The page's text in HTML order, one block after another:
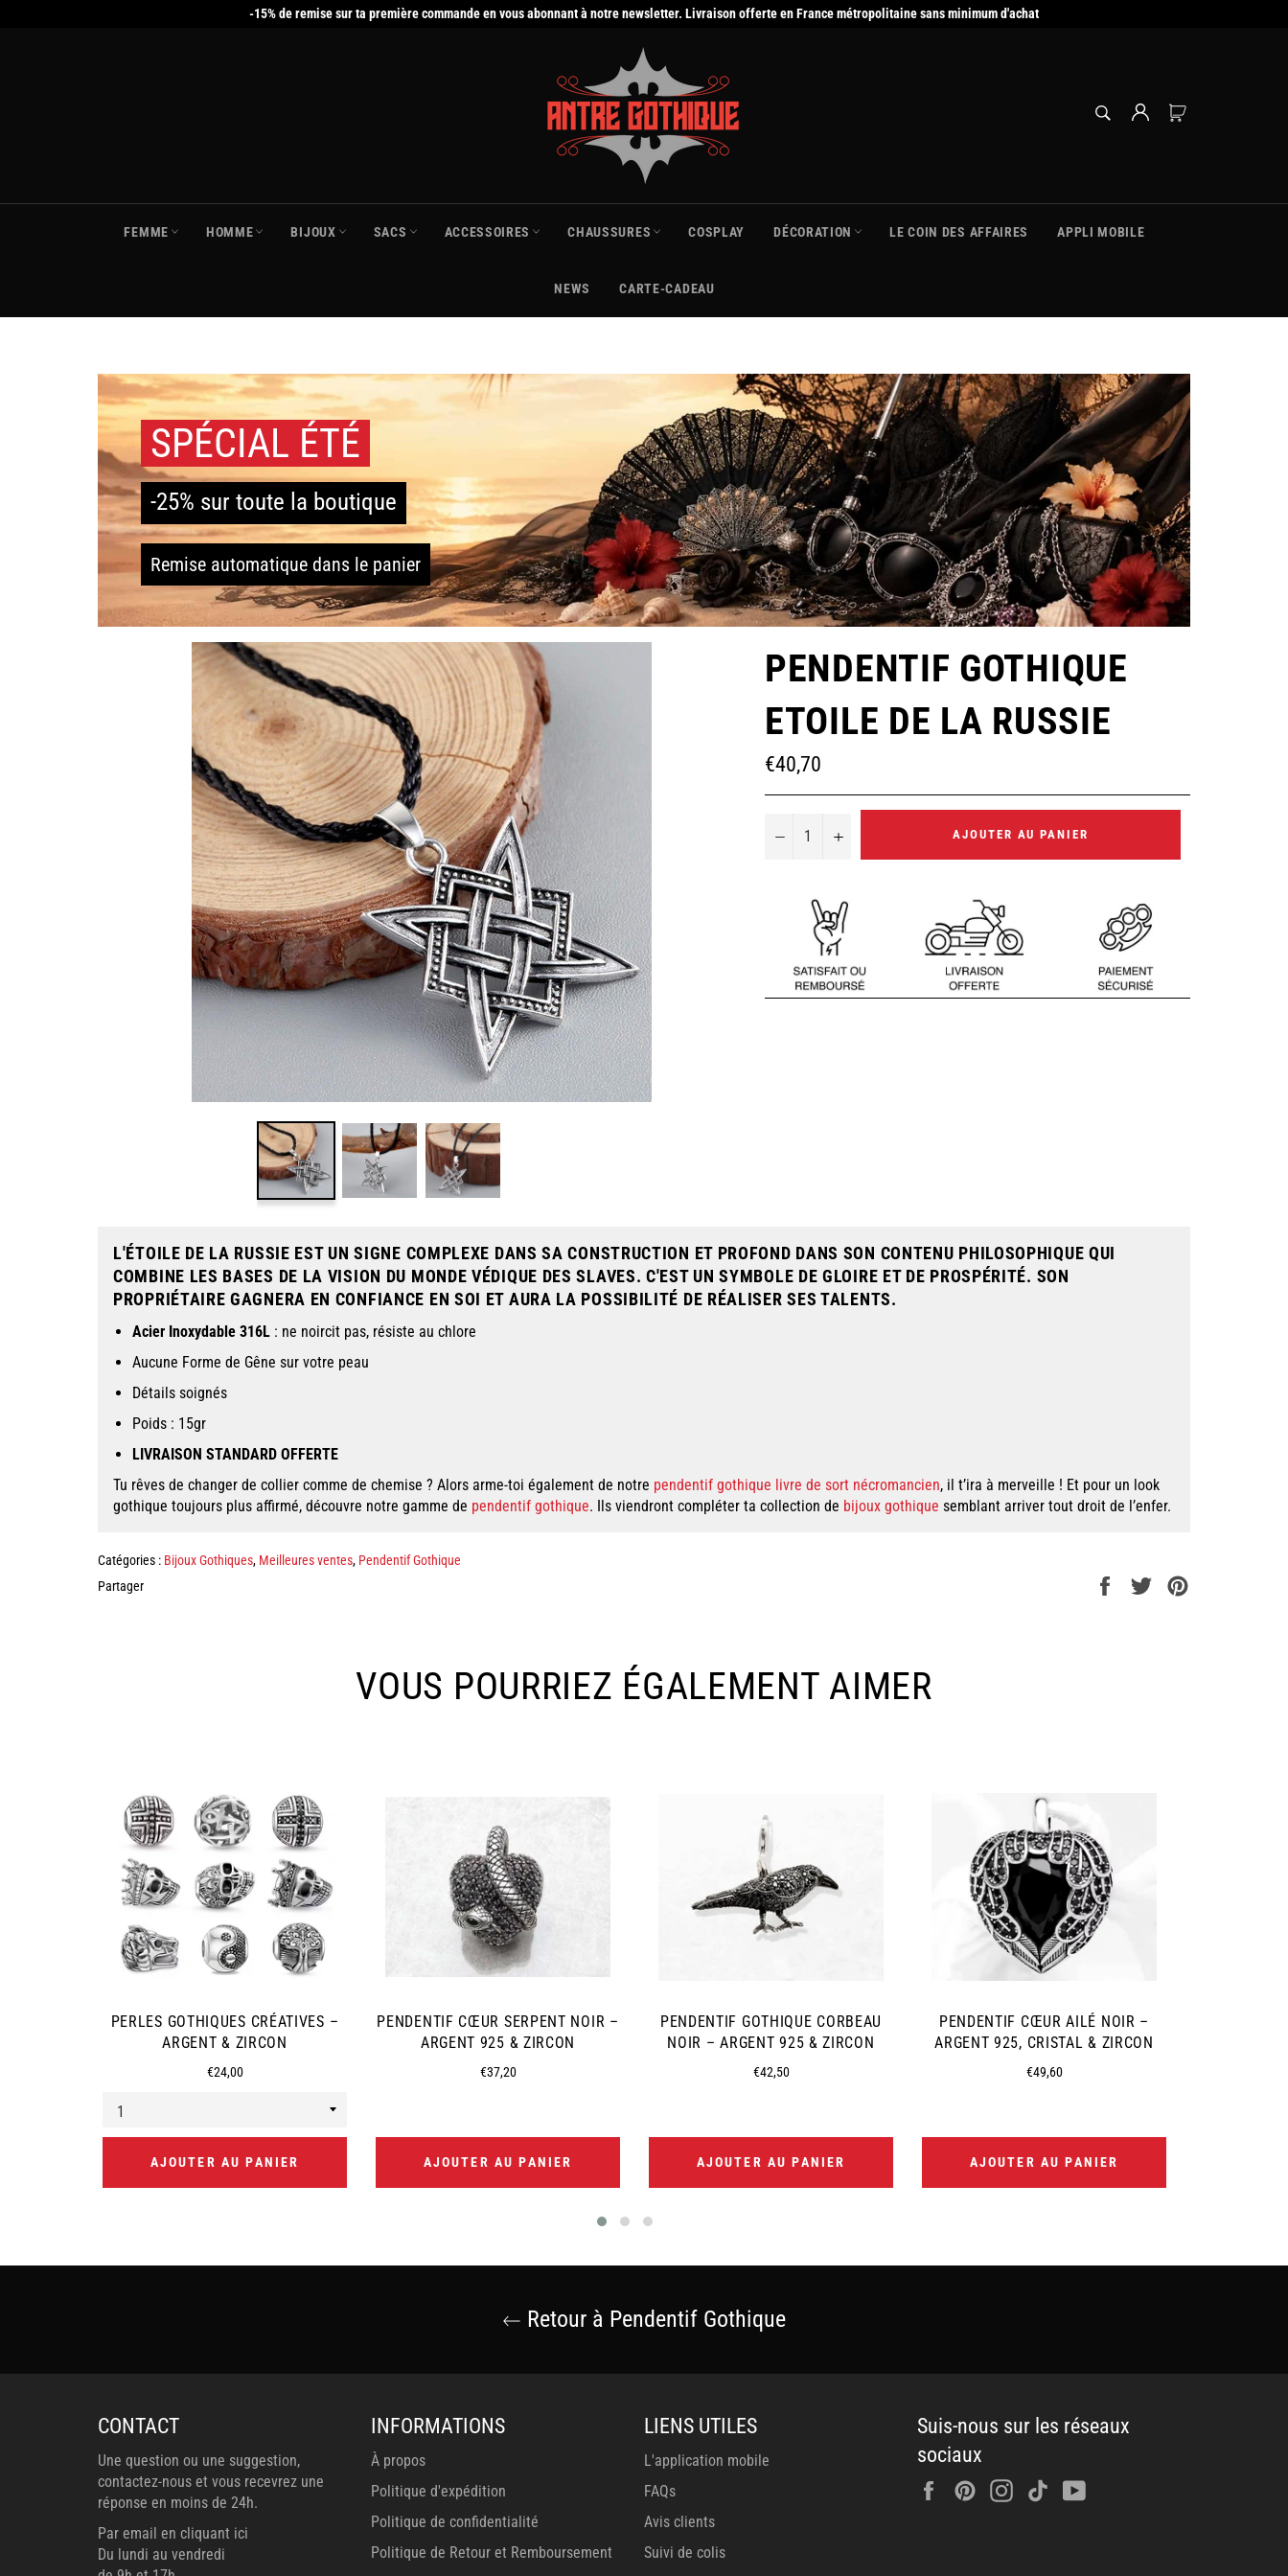
-15% de remise sur ta première commande en vous abonnant à notre newsletter. Livraison offerte en France métropolitaine sans minimum d'achat
RECHERCHE
FEMME HOMME BIJOUX SACS ACCESSOIRES CHAUSSURES COSPLAY DÉCORATION LE COIN DES AFFAIRES APPLI MOBILE
NEWS CARTE-CADEAU
SPÉCIAL ÉTÉ
-25% sur toute la boutique
Remise automatique dans le panier
PENDENTIF GOTHIQUE
ETOILE DE LA RUSSIE
Prix
régulier
€40,70
− + AJOUTER AU PANIER
L'ÉTOILE DE LA RUSSIE EST UN SIGNE COMPLEXE DANS SA CONSTRUCTION ET PROFOND DANS SON CONTENU PHILOSOPHIQUE QUI
COMBINE LES BASES DE LA VISION DU MONDE VÉDIQUE DES SLAVES. C'EST UN SYMBOLE DE GLOIRE ET DE PROSPÉRITÉ. SON
PROPRIÉTAIRE GAGNERA EN CONFIANCE EN SOI ET AURA LA POSSIBILITÉ DE RÉALISER SES TALENTS.
Acier Inoxydable 316L : ne noircit pas, résiste au chlore
Aucune Forme de Gêne sur votre peau
Détails soignés
Poids : 15gr
LIVRAISON STANDARD OFFERTE
Tu rêves de changer de collier comme de chemise ? Alors arme-toi également de notre pendentif gothique livre de sort nécromancien, il t’ira à merveille ! Et pour un look
gothique toujours plus affirmé, découvre notre gamme de pendentif gothique. Ils viendront compléter ta collection de bijoux gothique semblant arriver tout droit de l’enfer.
Catégories : Bijoux Gothiques, Meilleures ventes, Pendentif Gothique
Partager
PartagerTweeter
VOUS POURRIEZ ÉGALEMENT AIMER
PERLES GOTHIQUES CRÉATIVES –
ARGENT & ZIRCON
Prix
€24,00
AJOUTER AU PANIER
PENDENTIF CŒUR SERPENT NOIR –
ARGENT 925 & ZIRCON
Prix
€37,20
AJOUTER AU PANIER
PENDENTIF GOTHIQUE CORBEAU
NOIR – ARGENT 925 & ZIRCON
Prix
€42,50
AJOUTER AU PANIER
PENDENTIF CŒUR AILÉ NOIR –
ARGENT 925, CRISTAL & ZIRCON
Prix
€49,60
AJOUTER AU PANIER
Retour à Pendentif Gothique
CONTACT
Une question ou une suggestion,
contactez-nous et vous recevrez une
réponse en moins de 24h.
Par email en cliquant ici
Du lundi au vendredi
INFORMATIONS
À propos
Politique d'expédition
Politique de confidentialité
Politique de Retour et Remboursement
LIENS UTILES
L'application mobile
FAQs
Avis clients
Suivi de colis
Suis-nous sur les réseaux
sociaux
FacebookPinterestInstagram
Tiktok